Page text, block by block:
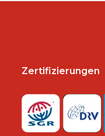
Zertifizierungen